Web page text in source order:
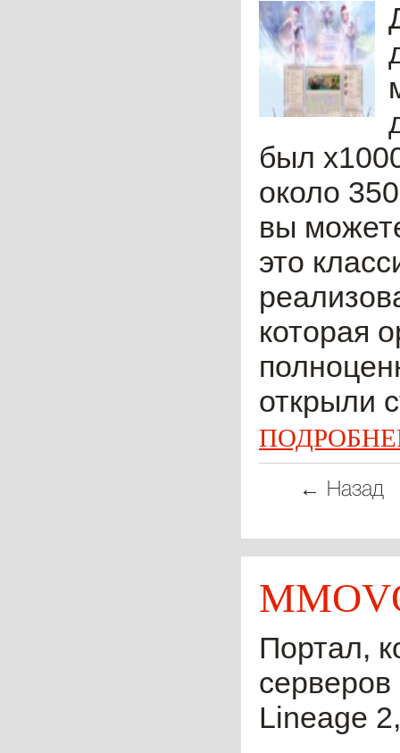
был
около
вы
это
которая
открыли
← Назад
Портал,
Lineage